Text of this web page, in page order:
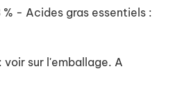
% - Acides gras essentiels :
sur l'emballage. A